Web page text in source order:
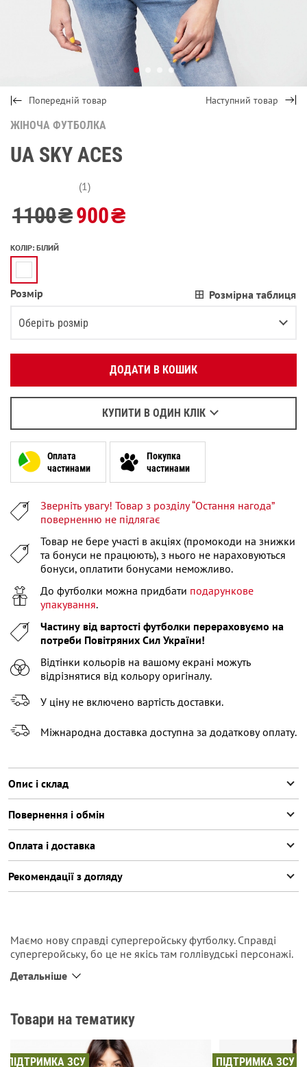
Попередній товар Наступний товар
ЖІНОЧА ФУТБОЛКА
UA SKY ACES
(1)
1100₴900₴
КОЛІР: БІЛИЙ
Розмір Розмірна таблиця
Оберіть розмір
XS Залишилося2речі
L Повідомити про наявність
XL
XXL
XXXL Повідомити про наявність
ДОДАТИ В КОШИК
КУПИТИ В ОДИН КЛІК
Вкажіть ваш номер телефону:
OK
Написати у WhatsApp
Оплата
частинами
Покупка
частинами
Зверніть увагу! Товар з розділу “Остання нагода”
поверненню не підлягає
Товар не бере участі в акціях (промокоди на знижки
та бонуси не працюють), з нього не нараховуються
бонуси, оплатити бонусами неможливо.
До футболки можна придбати подарункове
упакування.
Частину від вартості футболки перераховуємо на
потреби Повітряних Сил України!
Відтінки кольорів на вашому екрані можуть
відрізнятися від кольору оригіналу.
У ціну не включено вартість доставки.
Міжнародна доставка доступна за додаткову оплату.
Опис і склад
Повернення і обмін
Оплата і доставка
Рекомендації з догляду
Маємо нову справді супергеройську футболку. Справді
супергеройську, бо це не якісь там голлівудські персонажі.
увійшли до пантеону українських героїв. Аси українського
рондель та підпис Ukrainian Air Force. У бічному шві — наша
горді зараз за те, що робимо. Вгорі на спині — наше
принтоване в тон лого.
Детальніше
Товари на тематику
ПІДТРИМКА ЗСУ ПІДТРИМКА ЗСУ